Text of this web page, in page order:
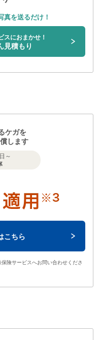
を送るだけ！
スにおまかせ！
見積もり
ケガを
します
～
こちら
険サービスへお問い合わせくださ